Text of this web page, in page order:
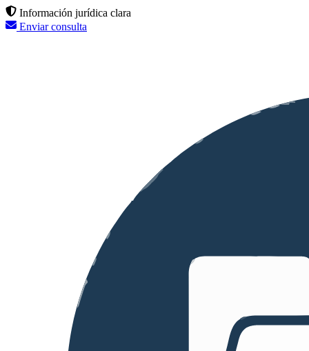
Información jurídica clara
Enviar consulta